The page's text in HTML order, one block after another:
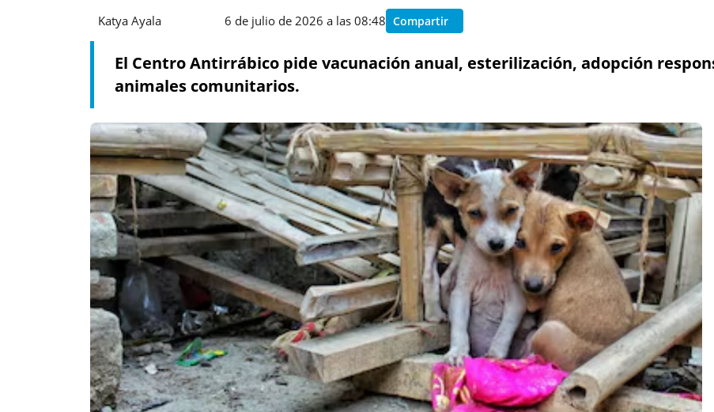
Katya Ayala 6 de julio de 2026 a las 08:48 Compartir
El Centro Antirrábico pide vacunación anual, esterilización, adopción
animales comunitarios.